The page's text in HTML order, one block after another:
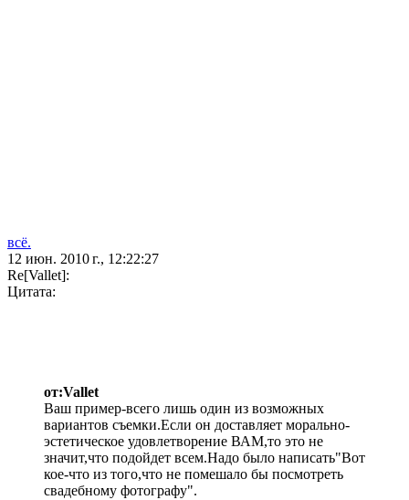
всё.
12 июн. 2010 г., 12:22:27
Re[Vallet]:
Цитата:
от:Vallet
Ваш пример-всего лишь один из возможных
вариантов съемки.Если он доставляет морально-
эстетическое удовлетворение ВАМ,то это не
значит,что подойдет всем.Надо было написать"Вот
кое-что из того,что не помешало бы посмотреть
свадебному фотографу".